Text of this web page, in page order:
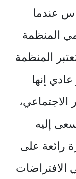
عندما
المنظمة
المنظمة
إنها
الاجتماعي،
إليه
رائعة على
الافتراضات